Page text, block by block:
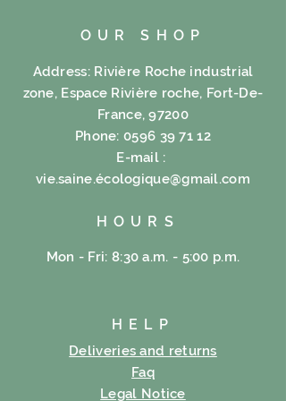
OUR SHOP
Address: Rivière Roche industrial
zone, Espace Rivière roche, Fort-De-
France, 97200
Phone:0596 39 71 12
E-mail :
vie.saine.écologique@gmail.com
HOURS
Mon - Fri: 8:30 a.m. - 5:00 p.m.
HELP
Deliveries and returns
Faq
Legal Notice